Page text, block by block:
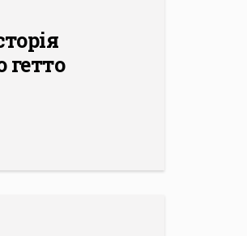
гетто